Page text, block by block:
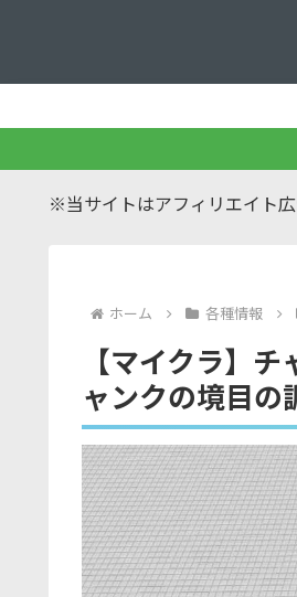
※当サイトはアフィリエイト広
ホーム 各種情報
【マイクラ】
ャンクの境目の